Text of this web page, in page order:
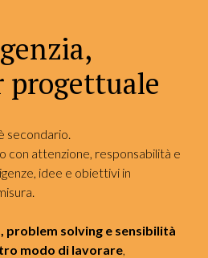
secondario.
con attenzione, responsabilità e
idee e obiettivi in
solving e sensibilità
modo di lavorare,